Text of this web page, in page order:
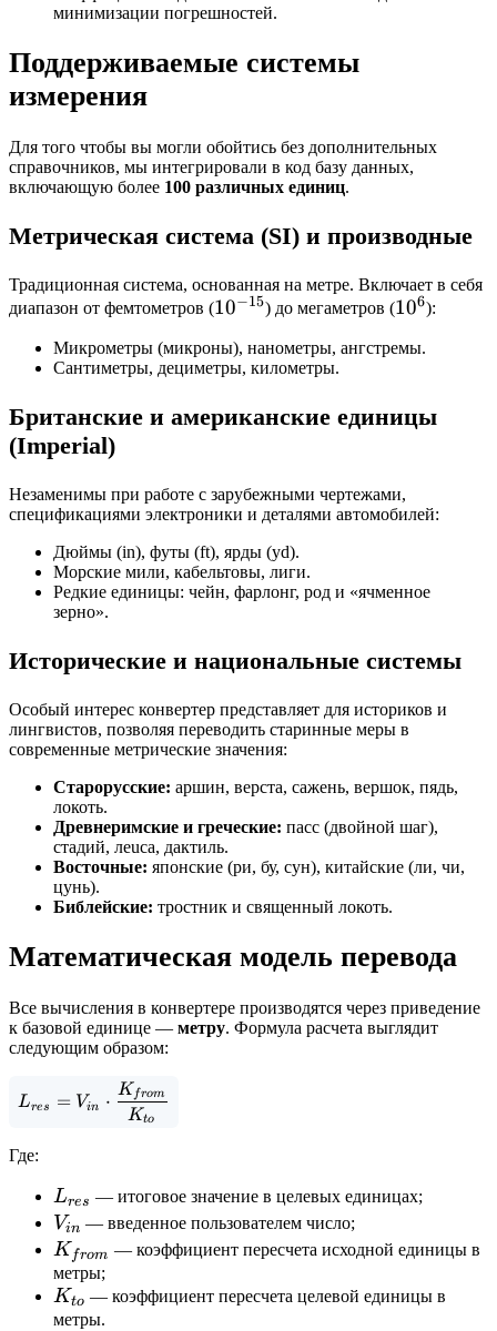
минимизации погрешностей.
Поддерживаемые системы
измерения
Для того чтобы вы могли обойтись без дополнительных
справочников, мы интегрировали в код базу данных,
включающую более 100 различных единиц.
Метрическая система (SI) и производные
Традиционная система, основанная на метре. Включает в себя
диапазон от фемтометров (10^{-15}
10−15) до мегаметров (10^6
106):
Микрометры (микроны), нанометры, ангстремы.
Сантиметры, дециметры, километры.
Британские и американские единицы
(Imperial)
Незаменимы при работе с зарубежными чертежами,
спецификациями электроники и деталями автомобилей:
Дюймы (in), футы (ft), ярды (yd).
Морские мили, кабельтовы, лиги.
Редкие единицы: чейн, фарлонг, род и «ячменное
зерно».
Исторические и национальные системы
Особый интерес конвертер представляет для историков и
лингвистов, позволяя переводить старинные меры в
современные метрические значения:
Старорусские: аршин, верста, сажень, вершок, пядь,
локоть.
Древнеримские и греческие: пасс (двойной шаг),
стадий, леuca, дактиль.
Восточные: японские (ри, бу, сун), китайские (ли, чи,
цунь).
Библейские: тростник и священный локоть.
Математическая модель перевода
Все вычисления в конвертере производятся через приведение
к базовой единице — метру. Формула расчета выглядит
следующим образом:
L_{res} = V_{in} \cdot
Lres = Vin ⋅
Kto
Kfrom
Где:
L_{res}
Lres — итоговое значение в целевых единицах;
V_{in}
Vin — введенное пользователем число;
K_{from}
K from — коэффициент пересчета исходной единицы в
метры;
K_{to}
Kto — коэффициент пересчета целевой единицы в
метры.